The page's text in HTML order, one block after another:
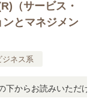
（サービス・
とマネジメン
ジネス系
らお読みいただけま